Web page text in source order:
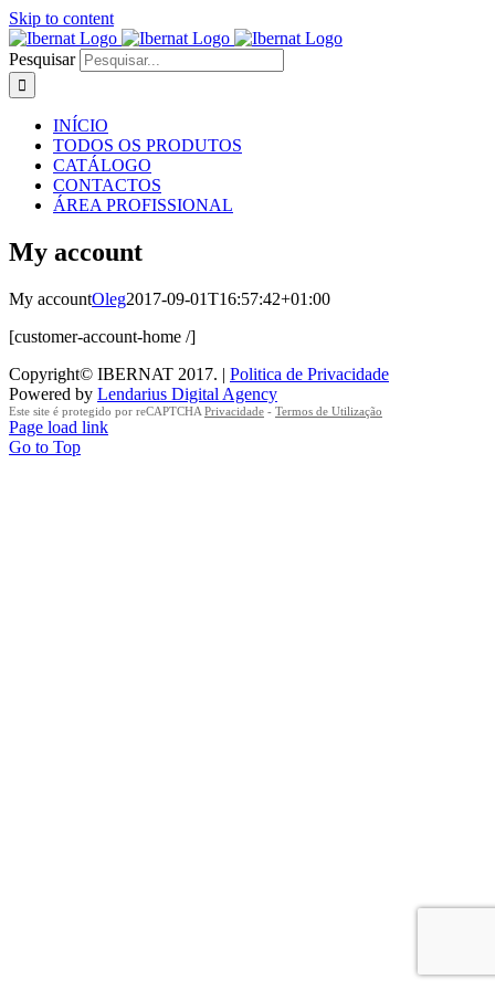
Skip to content
Pesquisar
INÍCIO
TODOS OS PRODUTOS
CATÁLOGO
CONTACTOS
ÁREA PROFISSIONAL
My account
My accountOleg2017-09-01T16:57:42+01:00
[customer-account-home /]
Copyright© IBERNAT 2017. | Politica de Privacidade
Powered by Lendarius Digital Agency
Este site é protegido por reCAPTCHA Privacidade - Termos de Utilização
Page load link
Go to Top